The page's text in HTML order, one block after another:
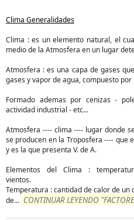
Clima Generalidades
Clima : es un elemento natural, el
medio de la Atmosfera en un lugar
Atmosfera : es una capa de gases
gases y vapor de agua, compuesto
Formado ademas por cenizas -
actividad industrial - etc...
Atmosfera ---- clima ---- lugar donde
se producen en la Troposfera ---- que
y es la que presenta V. de A.
Elementos del Clima :
vientos.
Temperatura : cantidad de calor de
de... CONTINUAR LEYENDO